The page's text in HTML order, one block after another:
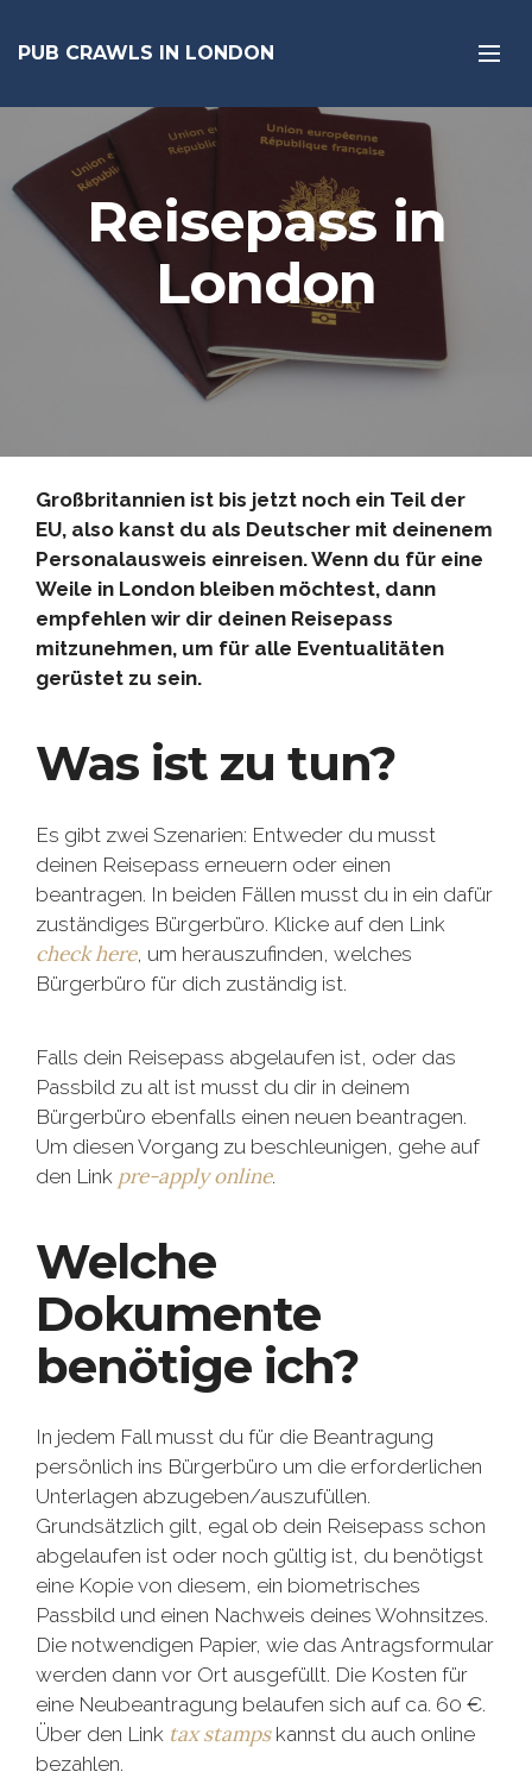
PUB CRAWLS IN LONDON
Reisepass in
London
Großbritannien ist bis jetzt noch ein Teil der
EU, also kanst du als Deutscher mit deinenem
Personalausweis einreisen. Wenn du für eine
Weile in London bleiben möchtest, dann
empfehlen wir dir deinen Reisepass
mitzunehmen, um für alle Eventualitäten
gerüstet zu sein.
Was ist zu tun?
Es gibt zwei Szenarien: Entweder du musst
deinen Reisepass erneuern oder einen
beantragen. In beiden Fällen musst du in ein dafür
zuständiges Bürgerbüro. Klicke auf den Link
check here, um herauszufinden, welches
Bürgerbüro für dich zuständig ist.
Falls dein Reisepass abgelaufen ist, oder das
Passbild zu alt ist musst du dir in deinem
Bürgerbüro ebenfalls einen neuen beantragen.
Um diesen Vorgang zu beschleunigen, gehe auf
den Link pre-apply online.
Welche
Dokumente
benötige ich?
In jedem Fall musst du für die Beantragung
persönlich ins Bürgerbüro um die erforderlichen
Unterlagen abzugeben/auszufüllen.
Grundsätzlich gilt, egal ob dein Reisepass schon
abgelaufen ist oder noch gültig ist, du benötigst
eine Kopie von diesem, ein biometrisches
Passbild und einen Nachweis deines Wohnsitzes.
Die notwendigen Papier, wie das Antragsformular
werden dann vor Ort ausgefüllt. Die Kosten für
eine Neubeantragung belaufen sich auf ca. 60 €.
Über den Link tax stampskannst du auch online
bezahlen.